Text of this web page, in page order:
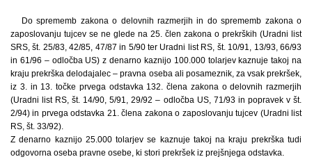
Do sprememb zakona o delovnih razmerjih in do sprememb zakona o
zaposlovanju tujcev se ne glede na 25. člen zakona o prekrških (Uradni list
SRS, št. 25/83, 42/85, 47/87 in 5/90 ter Uradni list RS, št. 10/91, 13/93, 66/93
in 61/96 – odločba US) z denarno kaznijo 100.000 tolarjev kaznuje takoj na
kraju prekrška delodajalec – pravna oseba ali posameznik, za vsak prekršek,
iz 3. in 13. točke prvega odstavka 132. člena zakona o delovnih razmerjih
(Uradni list RS, št. 14/90, 5/91, 29/92 – odločba US, 71/93 in popravek v št.
2/94) in prvega odstavka 21. člena zakona o zaposlovanju tujcev (Uradni list
RS, št. 33/92).
Z denarno kaznijo 25.000 tolarjev se kaznuje takoj na kraju prekrška tudi
odgovorna oseba pravne osebe, ki stori prekršek iz prejšnjega odstavka.